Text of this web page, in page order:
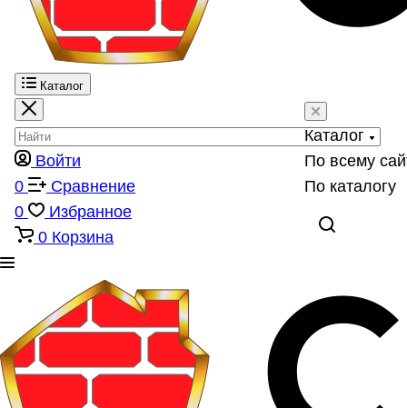
Каталог
Каталог
По всему
По каталогу
Войти
0
Сравнение
0
Избранное
0 Корзина